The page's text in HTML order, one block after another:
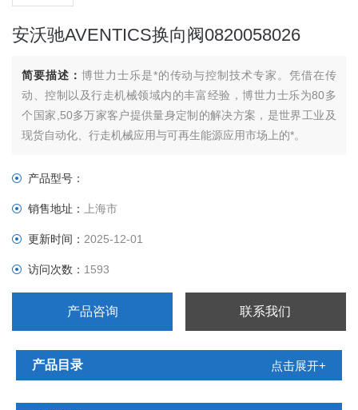
安沃驰AVENTICS换向阀0820058026
简要描述：博世力士乐是*的传动与控制技术专家。凭借在传
动、控制以及行走机械领域内的丰富经验，博世力士乐为80多
个国家,50多万家客户提供量身定制的解决方案，是世界工业及
现货自动化、行走机械应用与可再生能源应用市场上的*。
产品型号：
销售地址：上海市
更新时间：2025-12-01
访问次数： 1593
产品咨询 联系我们
产品目录 点击展开+